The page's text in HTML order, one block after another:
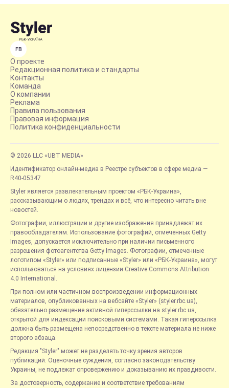
FB
О проекте
Редакционная политика и стандарты
Контакты
Команда
О компании
Реклама
Правила пользования
Правовая информация
Политика конфиденциальности
© 2026 LLC «UBT MEDIA»
Идентификатор онлайн-медиа в Реестре субъектов в сфере медиа —
R40-05347
Styler является развлекательным проектом «РБК-Украина»,
рассказывающим о людях, трендах и всё, что интересно читать вне
новостей.
Фотографии, иллюстрации и другие изображения принадлежат их
правообладателям. Использование фотографий, отмеченных Getty
Images, допускается исключительно при наличии письменного
разрешения фотоагентства Getty Images. Фотографии, отмеченные
логотипом «Styler» или подписанные «Styler» или «РБК-Украина», могут
использоваться на условиях лицензии Creative Commons Attribution
4.0 International.
При полном или частичном воспроизведении информационных
материалов, опубликованных на вебсайте «Styler» (styler.rbc.ua),
обязательно размещение активной гиперссылки на styler.rbc.ua,
открытой для индексации поисковыми системами. Такая гиперссылка
должна быть размещена непосредственно в тексте материала не ниже
второго абзаца.
Редакция "Styler" может не разделять точку зрения авторов
публикаций. Оценочные суждения, согласно законодательству
Украины, не подлежат опровержению и доказыванию их правдивости.
За достоверность, содержание и соответствие требованиям